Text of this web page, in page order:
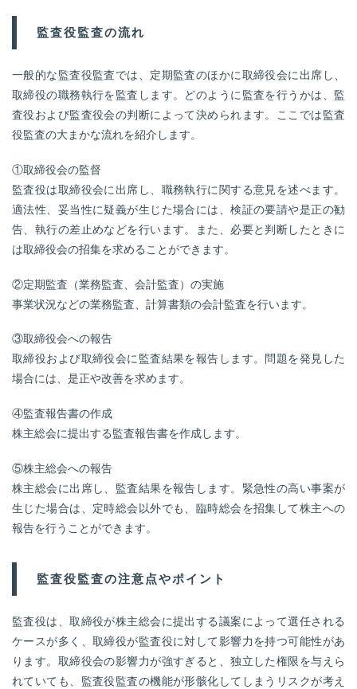
監査役監査の流れ
一般的な監査役監査では、定期監査のほかに取締役会に出席し、
取締役の職務執行を監査します。どのように監査を行うかは、監
査役および監査役会の判断によって決められます。ここでは監査
役監査の大まかな流れを紹介します。
①取締役会の監督
監査役は取締役会に出席し、職務執行に関する意見を述べます。
適法性、妥当性に疑義が生じた場合には、検証の要請や是正の勧
告、執行の差止めなどを行います。また、必要と判断したときに
は取締役会の招集を求めることができます。
②定期監査（業務監査、会計監査）の実施
事業状況などの業務監査、計算書類の会計監査を行います。
③取締役会への報告
取締役および取締役会に監査結果を報告します。問題を発見した
場合には、是正や改善を求めます。
④監査報告書の作成
株主総会に提出する監査報告書を作成します。
⑤株主総会への報告
株主総会に出席し、監査結果を報告します。緊急性の高い事案が
生じた場合は、定時総会以外でも、臨時総会を招集して株主への
報告を行うことができます。
監査役監査の注意点やポイント
監査役は、取締役が株主総会に提出する議案によって選任される
ケースが多く、取締役が監査役に対して影響力を持つ可能性があ
ります。取締役会の影響力が強すぎると、独立した権限を与えら
れていても、監査役監査の機能が形骸化してしまうリスクが考え